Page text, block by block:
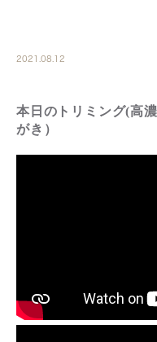
2021.08.12
本日のトリミング(高
がき）